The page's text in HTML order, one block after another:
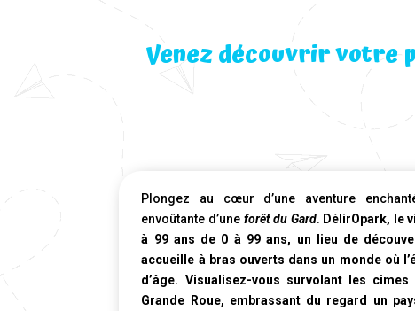
Venez découvrir votre
Plongez au cœur d’une aventure
envoûtante d’une forêt du Gard. DélirOpark, le
à 99 ans de 0 à 99 ans, un lieu de
accueille à bras ouverts dans un monde où
d’âge. Visualisez-vous survolant les
Grande Roue, embrassant du regard un